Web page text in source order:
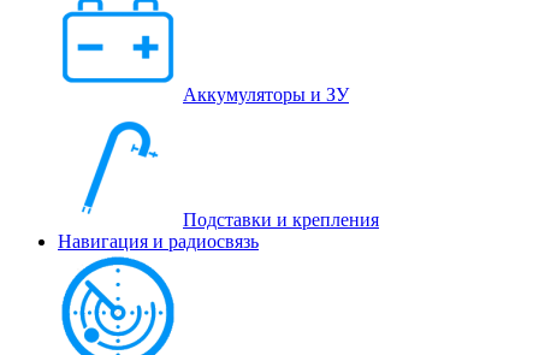
Аккумуляторы и ЗУ
Подставки и крепления
Навигация и радиосвязь